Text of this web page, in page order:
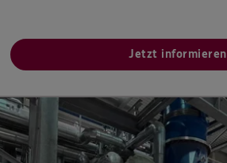
Jetzt informieren